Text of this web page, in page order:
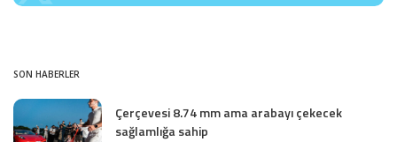
SON HABERLER
Çerçevesi 8.74 mm ama arabayı çekecek
sağlamlığa sahip